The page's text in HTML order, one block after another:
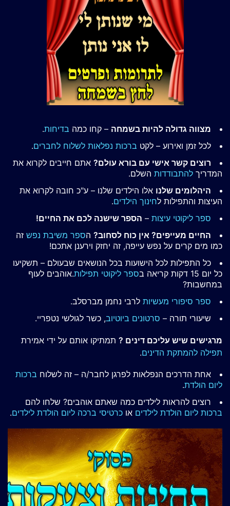
מצווה גדולה להיות בשמחה – קחו כמה בדיחות.
לכל זמן ואירוע – לקט ברכות נפלאות לשלוח לחברים.
רוצים קשר אישי עם בורא עולם? אתם חייבים לקרוא את
המדריך להתבודדות השלם.
היהלומים שלנו אלו הילדים שלנו – ע"כ חובה לקרוא את
העיצות והתפילות לחינוך הילדים.
ספר ליקוטי עיצות – הספר שישנה לכם את החיים!
החיים מעייפים? אין כוח לסחוב? הספר משיבת נפש זה
כמו מים קרים על נפש עייפה, זה יחזק וירענן אתכם!
כל התפילות לכל הישועות בכל הנושאים שבעולם – תשקיעו
כל יום 15 דקות קריאה ב
ספר ליקוטי תפילות.אוהבים לעוף
במחשבות?
ספר סיפורי מעשיות לרבי נחמן מברסלב.
שיעורי תורה – סרטונים ביוטיוב, כשר לגולשי נטפריי.
מרגישים שיש עליכם דינים ? תמתיקו אותם על ידי אמירת
תפילה להמתקת הדינים.
אחת הדרכים הנפלאות לפרגן לחבר/ה – זה לשלוח ברכות
ליום הולדת.
רוצים להראות לילדים כמה שאתם אוהבים? שלחו להם
ברכות ליום הולדת לילדים או כרטיסי ברכה ליום הולדת לילדים.